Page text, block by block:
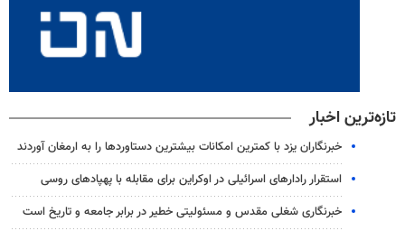
تازه‌ترین اخبار
خبرنگاران یزد با کمترین امکانات بیشترین دستاوردها را به ارمغان آوردند
استقرار رادارهای اسرائیلی در اوکراین برای مقابله با پهپادهای روسی
خبرنگاری شغلی مقدس و مسئولیتی خطیر در برابر جامعه و تاریخ است